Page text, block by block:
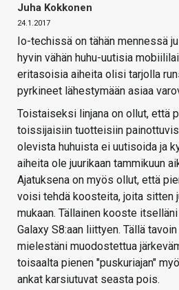
Juha Kokkonen
24.1.2017
Io-techissä on tähän mennessä
hyvin vähän huhu-uutisia
eritasoisia aiheita olisi tarjolla
pyrkineet lähestymään asiaa
Toistaiseksi linjana on ollut, että
toissijaisiin tuotteisiin
olevista huhuista ei uutisoida ja
aiheita ole juurikaan tammikuun
Ajatuksena on myös ollut, että
voisi tehdä koosteita, joita sitten
mukaan. Tällainen kooste
Galaxy S8:aan liittyen. Tällä
mielestäni muodostettua
toisaalta pienen "puskuriajan"
ankat karsiutuvat seasta pois.